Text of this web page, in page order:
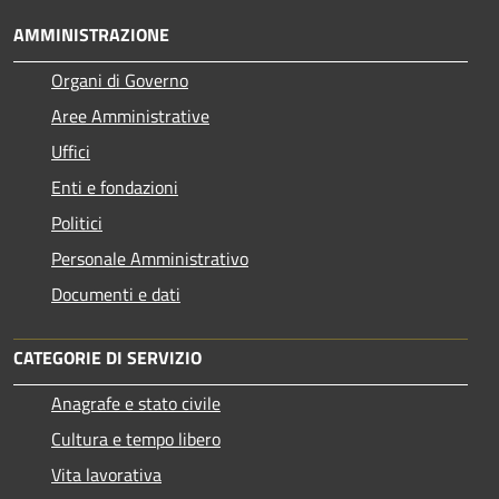
AMMINISTRAZIONE
Organi di Governo
Aree Amministrative
Uffici
Enti e fondazioni
Politici
Personale Amministrativo
Documenti e dati
CATEGORIE DI SERVIZIO
Anagrafe e stato civile
Cultura e tempo libero
Vita lavorativa